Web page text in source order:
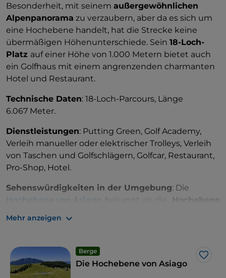
Besonderheit, mit seinem außergewöhnlichen
Alpenpanorama zu verzaubern, aber da es sich um
eine Hochebene handelt, hat die Strecke keine
übermäßigen Höhenunterschiede. Sein 18-Loch-
Platz auf einer Höhe von 1.000 Metern bietet auch
ein Golfhaus mit einem angrenzenden charmanten
Hotel und Restaurant.
Technische Daten: 18-Loch-Parcours, Länge
6.067 Meter.
Dienstleistungen: Putting Green, Golf Academy,
Verleih manueller oder elektrischer Trolleys, Verleih
von Taschen und Golfschlägern, Golfcar, Restaurant,
Pro-Shop, Hotel.
Sehenswürdigkeiten in der Umgebung: Die
Hochebene von Asiago
, bekannt als die „
Hochebene
sich dem Wandern und Mountainbiken zu widmen.
möglich. In der Gegend gibt es auch ein
interessantesMuseum über den Ersten Weltkrieg
Mehr anzeigen
Berge
Like
Die Hochebene von Asiago